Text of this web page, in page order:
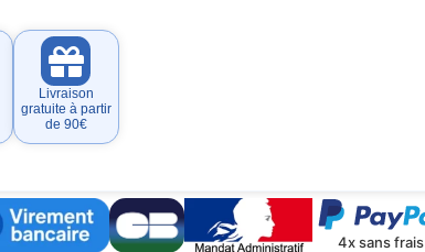
Livraison
gratuite à partir
de 90€
4x sans frais